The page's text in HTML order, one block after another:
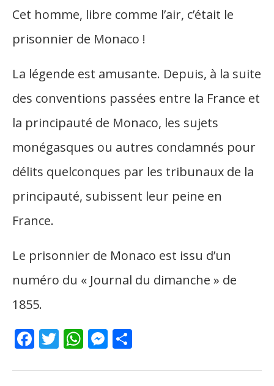
Cet homme, libre comme l’air, c’était le
prisonnier de Monaco !
La légende est amusante. Depuis, à la suite
des conventions passées entre la France et
la principauté de Monaco, les sujets
monégasques ou autres condamnés pour
délits quelconques par les tribunaux de la
principauté, subissent leur peine en
France.
Le prisonnier de Monaco est issu d’un
numéro du « Journal du dimanche » de
1855.
Facebook
Twitter
WhatsApp
Messenger